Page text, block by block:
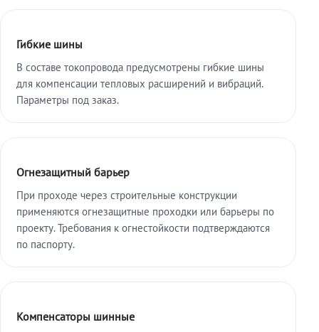
Гибкие шины
В составе токопровода предусмотрены гибкие шины
для компенсации тепловых расширений и вибраций.
Параметры под заказ.
Огнезащитный барьер
При проходе через строительные конструкции
применяются огнезащитные проходки или барьеры по
проекту. Требования к огнестойкости подтверждаются
по паспорту.
Компенсаторы шинные